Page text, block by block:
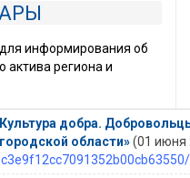
информирования об
актива региона и
добра.
области»(01 июня